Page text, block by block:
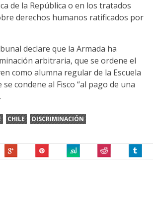
de la República o en los tratados
derechos humanos ratificados por
declare que la Armada ha
arbitraria, que se ordene el
como alumna regular de la Escuela
condene al Fisco “al pago de una
CHILE
DISCRIMINACIÓN